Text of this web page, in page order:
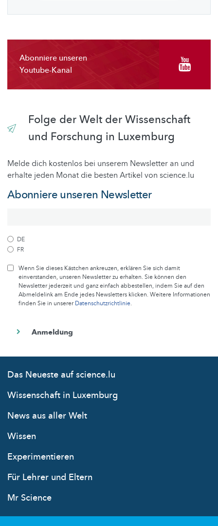
Abonniere unseren
Youtube-Kanal
Folge der Welt der Wissenschaft
und Forschung in Luxemburg
Melde dich kostenlos bei unserem Newsletter an und
erhalte jeden Monat die besten Artikel von science.lu
Abonniere unseren Newsletter
DE
FR
Wenn Sie dieses Kästchen ankreuzen, erklären Sie sich damit
einverstanden, unseren Newsletter zu erhalten. Sie können den
Newsletter jederzeit und ganz einfach abbestellen, indem Sie auf den
Abmeldelink am Ende jedes Newsletters klicken. Weitere Informationen
finden Sie in unsererDatenschutzrichtlinie.
Das Neueste auf science.lu
Wissenschaft in Luxemburg
News aus aller Welt
Wissen
Experimentieren
Für Lehrer und Eltern
Mr Science